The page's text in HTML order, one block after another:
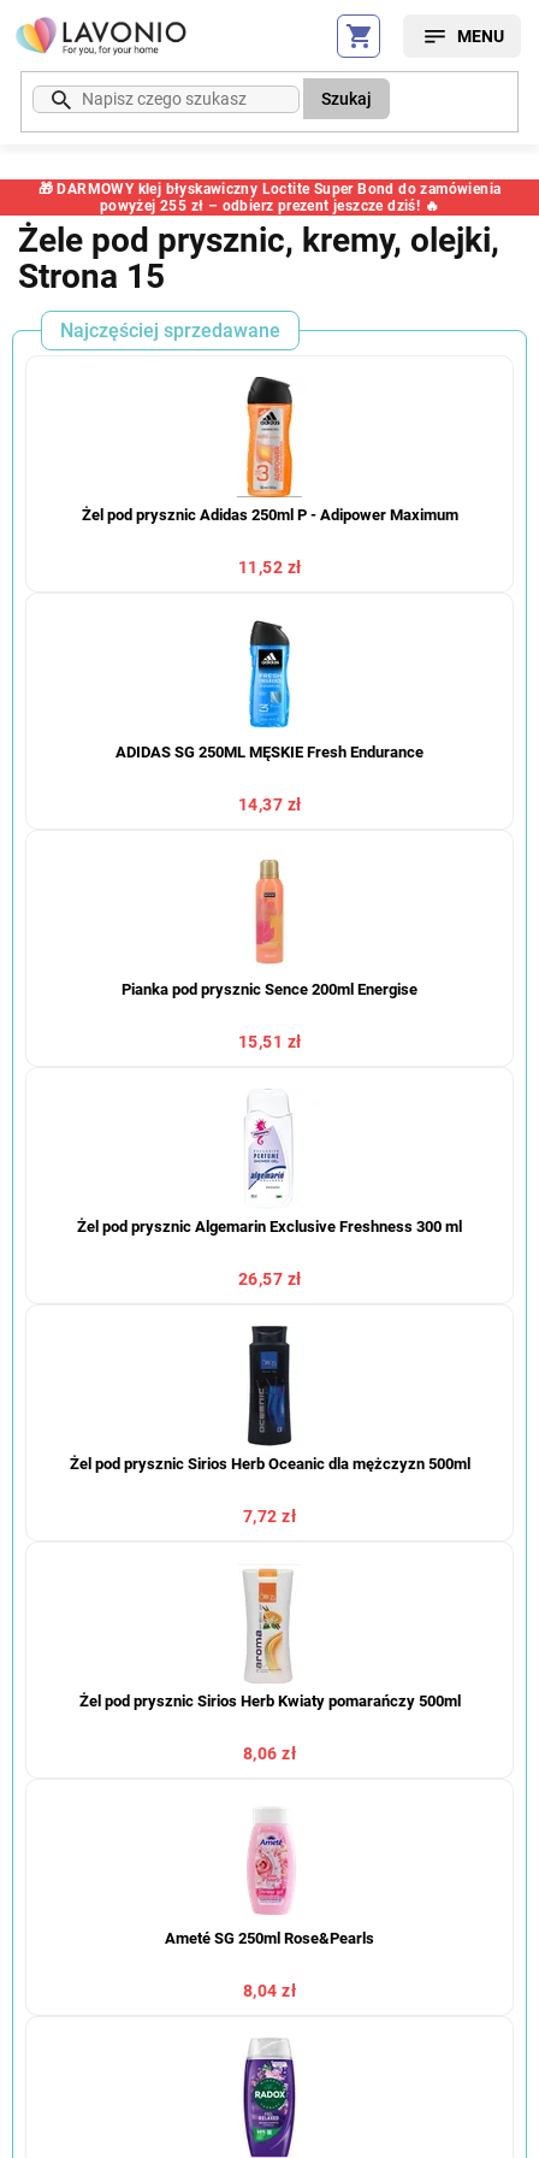
Przejść
do
treści
🎁 DARMOWY klej błyskawiczny Loctite Super Bond do zamówienia
powyżej 255 zł – odbierz prezent jeszcze dziś! 🔥
Szukaj
Żele pod prysznic, kremy, olejki,
Strona 15
Najczęściej sprzedawane
Żel pod prysznic Adidas 250ml P - Adipower Maximum
11,52 zł
ADIDAS SG 250ML MĘSKIE Fresh Endurance
14,37 zł
Pianka pod prysznic Sence 200ml Energise
15,51 zł
Żel pod prysznic Algemarin Exclusive Freshness 300 ml
26,57 zł
Żel pod prysznic Sirios Herb Oceanic dla mężczyzn 500ml
7,72 zł
Żel pod prysznic Sirios Herb Kwiaty pomarańczy 500ml
8,06 zł
Ameté SG 250ml Rose&Pearls
8,04 zł